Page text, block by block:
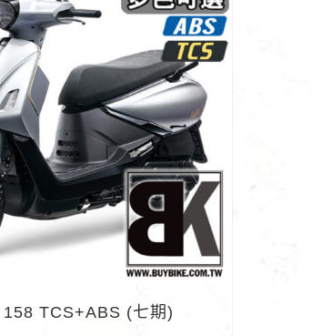
TCS+ABS (七期)